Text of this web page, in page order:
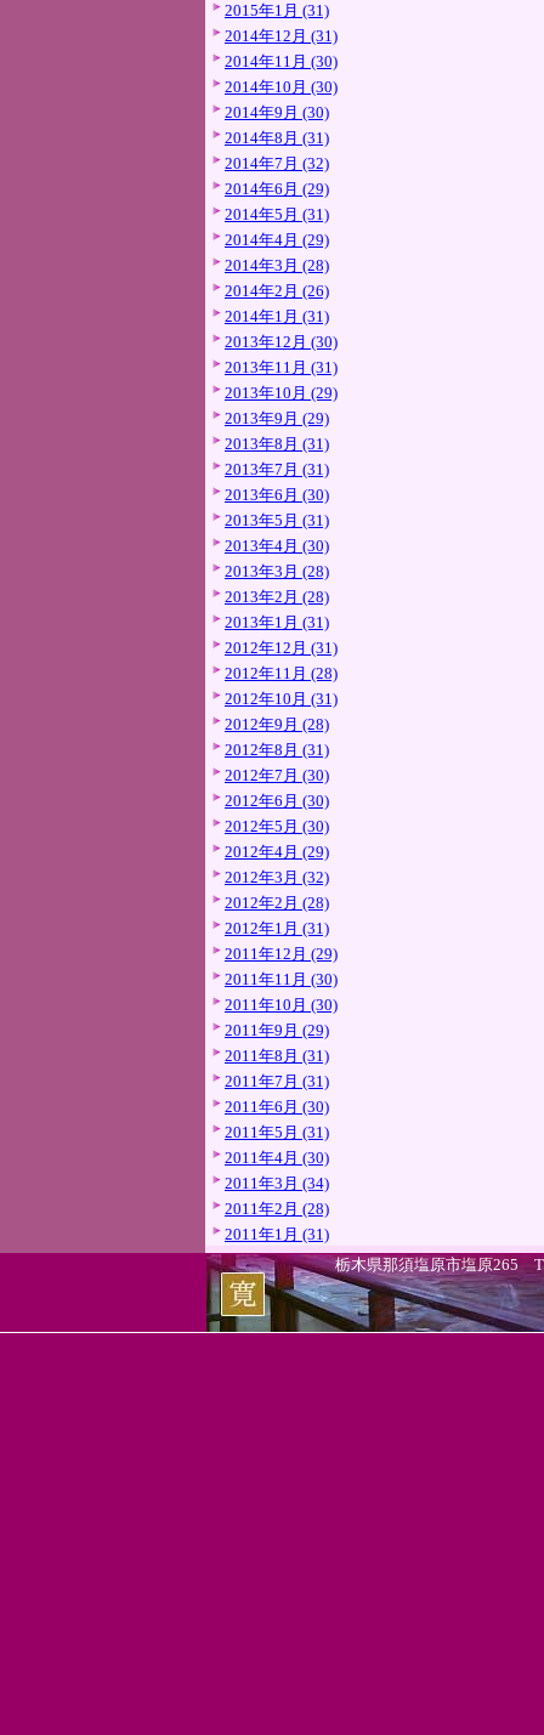
2015年1月 (31)
2014年12月 (31)
2014年11月 (30)
2014年10月 (30)
2014年9月 (30)
2014年8月 (31)
2014年7月 (32)
2014年6月 (29)
2014年5月 (31)
2014年4月 (29)
2014年3月 (28)
2014年2月 (26)
2014年1月 (31)
2013年12月 (30)
2013年11月 (31)
2013年10月 (29)
2013年9月 (29)
2013年8月 (31)
2013年7月 (31)
2013年6月 (30)
2013年5月 (31)
2013年4月 (30)
2013年3月 (28)
2013年2月 (28)
2013年1月 (31)
2012年12月 (31)
2012年11月 (28)
2012年10月 (31)
2012年9月 (28)
2012年8月 (31)
2012年7月 (30)
2012年6月 (30)
2012年5月 (30)
2012年4月 (29)
2012年3月 (32)
2012年2月 (28)
2012年1月 (31)
2011年12月 (29)
2011年11月 (30)
2011年10月 (30)
2011年9月 (29)
2011年8月 (31)
2011年7月 (31)
2011年6月 (30)
2011年5月 (31)
2011年4月 (30)
2011年3月 (34)
2011年2月 (28)
2011年1月 (31)
栃木県那須塩原市塩原265